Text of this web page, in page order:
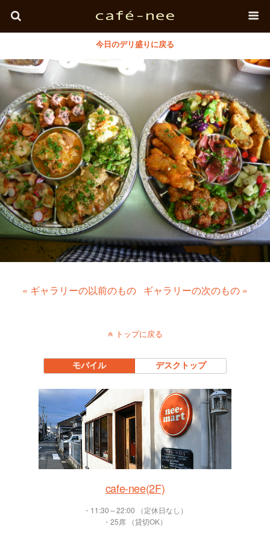
今日のデリ盛りに戻る
« ギャラリーの以前のもの ギャラリーの次のもの »
トップに戻る
モバイル デスクトップ
cafe-nee(2F)
・11:30～22:00 （定休日なし）
・25席 （貸切OK）